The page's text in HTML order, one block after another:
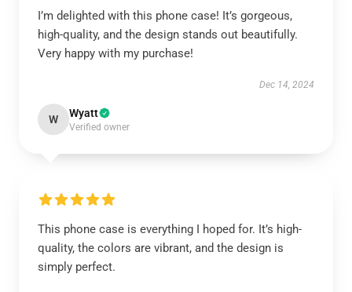
I’m delighted with this phone case! It’s gorgeous,
high-quality, and the design stands out beautifully.
Very happy with my purchase!
Dec 14, 2024
W Wyatt
Verified owner
This phone case is everything I hoped for. It’s high-
quality, the colors are vibrant, and the design is
simply perfect.